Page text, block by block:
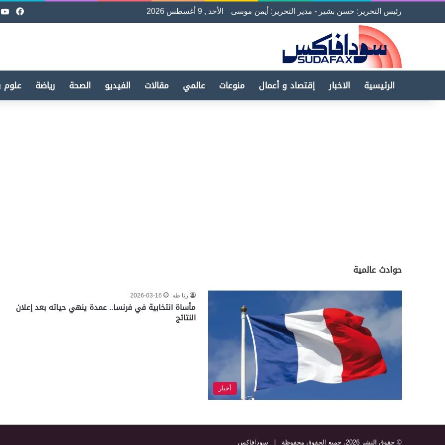
رئيس التحرير: حسن بشير - مدير التحرير: أيمن موسى الأحد , 9 أغسطس 2026
الرئيسية الاخبار إقتصاد و أعمال منوعات عالمي مقالات الفيديو الصحة رياضة علوم
حوادث عالمية
أخبار
رنا طه 2026-03-16
مأساة انتخابية في فرنسا.. عمدة ينهي حياته بعد إعلان
النتائج
© حقوق النشر 2026، جميع الحقوق محفوظة | سودافاكس